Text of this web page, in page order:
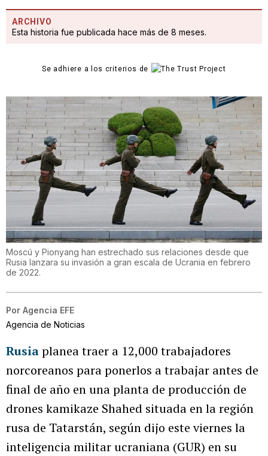
ARCHIVO
Esta historia fue publicada hace más de 8 meses.
Se adhiere a los criterios de
Moscú y Pionyang han estrechado sus relaciones desde que
Rusia lanzara su invasión a gran escala de Ucrania en febrero
de 2022.
Por Agencia EFE
Agencia de Noticias
Rusiaplanea traer a 12,000 trabajadores
norcoreanos para ponerlos a trabajar antes de
final de año en una planta de producción de
drones kamikaze Shahed situada en la región
rusa de Tatarstán, según dijo este viernes la
inteligencia militar ucraniana (GUR) en su